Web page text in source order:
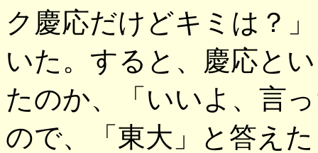
ク慶応だけどキミは？
いた。すると、慶応と
たのか、「いいよ、言
ので、「東大」と答え